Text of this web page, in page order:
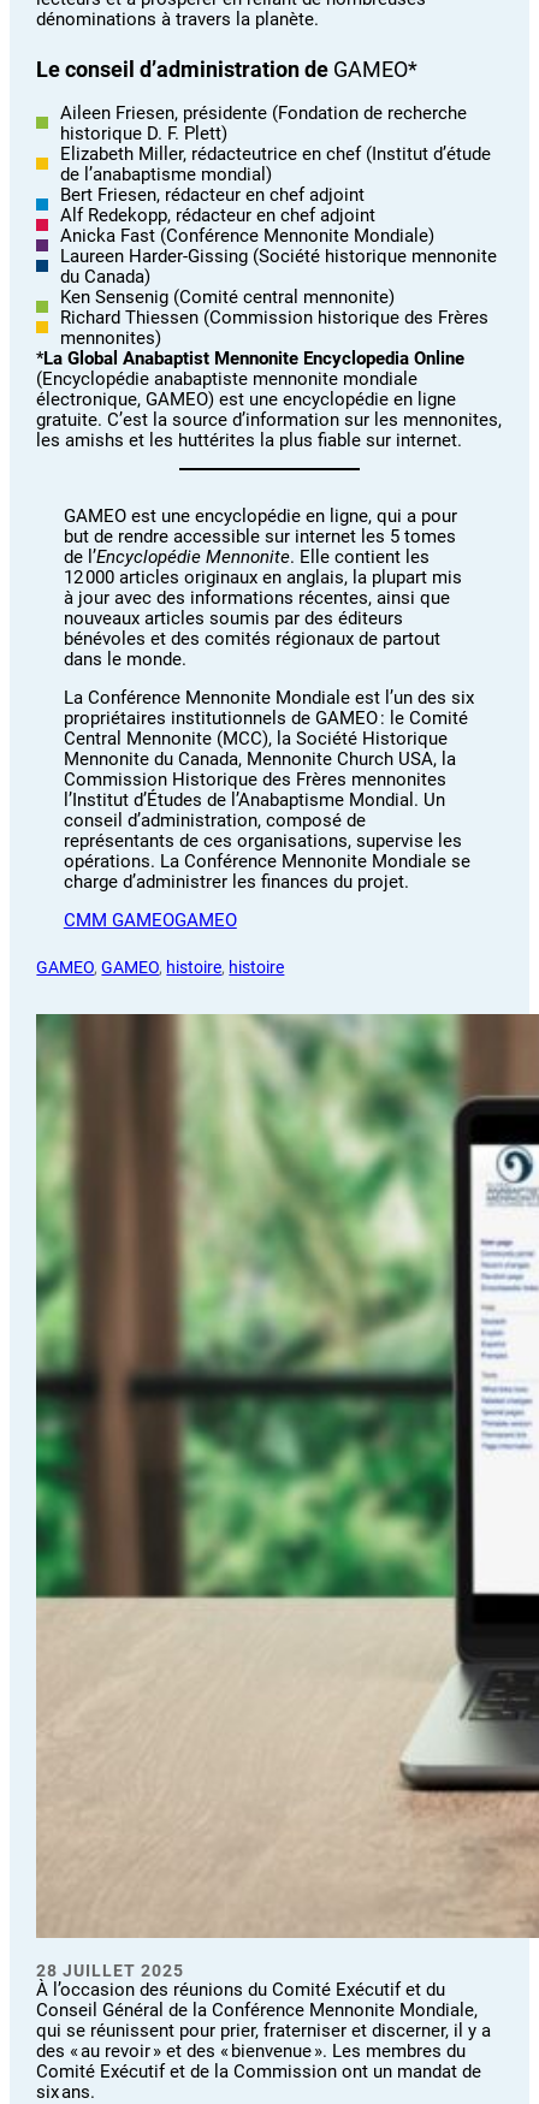
dénominations à travers la planète.
Le conseil d’administration de GAMEO*
Aileen Friesen, présidente (Fondation de recherche
historique D. F. Plett)
Elizabeth Miller, rédacteutrice en chef (Institut d’étude
de l’anabaptisme mondial)
Bert Friesen, rédacteur en chef adjoint
Alf Redekopp, rédacteur en chef adjoint
Anicka Fast (Conférence Mennonite Mondiale)
Laureen Harder-Gissing (Société historique mennonite
du Canada)
Ken Sensenig (Comité central mennonite)
Richard Thiessen (Commission historique des Frères
mennonites)
*La Global Anabaptist Mennonite Encyclopedia Online
(Encyclopédie anabaptiste mennonite mondiale
électronique, GAMEO) est une encyclopédie en ligne
gratuite. C’est la source d’information sur les mennonites,
les amishs et les huttérites la plus fiable sur internet.
GAMEO est une encyclopédie en ligne, qui a pour
but de rendre accessible sur internet les 5 tomes
de l’Encyclopédie Mennonite. Elle contient les
12 000 articles originaux en anglais, la plupart mis
à jour avec des informations récentes, ainsi que
nouveaux articles soumis par des éditeurs
bénévoles et des comités régionaux de partout
dans le monde.
La Conférence Mennonite Mondiale est l’un des six
propriétaires institutionnels de GAMEO : le Comité
Central Mennonite (MCC), la Société Historique
Mennonite du Canada, Mennonite Church USA, la
Commission Historique des Frères mennonites
l’Institut d’Études de l’Anabaptisme Mondial. Un
conseil d’administration, composé de
représentants de ces organisations, supervise les
opérations. La Conférence Mennonite Mondiale se
charge d’administrer les finances du projet.
CMM GAMEOGAMEO
GAMEO, GAMEO, histoire, histoire
28 JUILLET 2025
À l’occasion des réunions du Comité Exécutif et du
Conseil Général de la Conférence Mennonite Mondiale,
qui se réunissent pour prier, fraterniser et discerner, il y a
des « au revoir » et des « bienvenue ». Les membres du
Comité Exécutif et de la Commission ont un mandat de
six ans.